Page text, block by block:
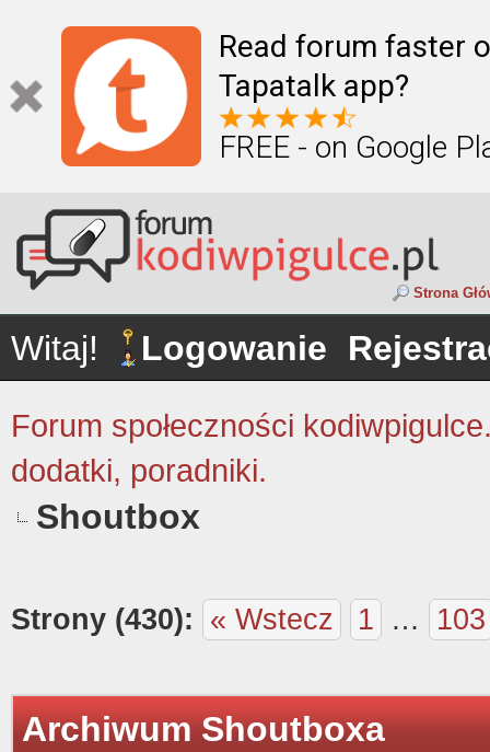
Read forum faster
Tapatalk app?
FREE - on Google
Strona
Witaj! Logowanie
Forum społeczności
dodatki, poradniki.
Shoutbox
Strony (430): « Wstecz 1 … 103
Archiwum Shoutboxa